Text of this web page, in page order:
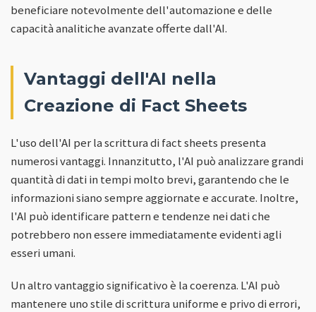
beneficiare notevolmente dell'automazione e delle
capacità analitiche avanzate offerte dall'AI.
Vantaggi dell'AI nella
Creazione di Fact Sheets
L'uso dell'AI per la scrittura di fact sheets presenta
numerosi vantaggi. Innanzitutto, l'AI può analizzare grandi
quantità di dati in tempi molto brevi, garantendo che le
informazioni siano sempre aggiornate e accurate. Inoltre,
l'AI può identificare pattern e tendenze nei dati che
potrebbero non essere immediatamente evidenti agli
esseri umani.
Un altro vantaggio significativo è la coerenza. L'AI può
mantenere uno stile di scrittura uniforme e privo di errori,